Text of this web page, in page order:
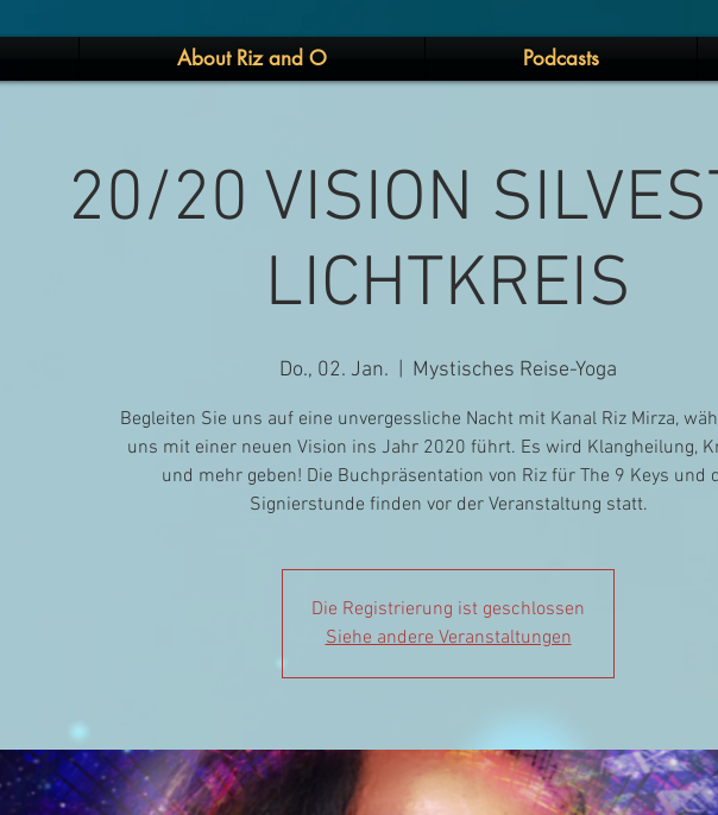
About Riz and O Podcasts
20/20 VISION
LICHTKREIS
Do., 02. Jan. Mystisches Reise-Yoga
Begleiten Sie uns auf eine unvergessliche Nacht mit Kanal Riz Mirza,
uns mit einer neuen Vision ins Jahr 2020 führt. Es wird Klangheilung,
und mehr geben! Die Buchpräsentation von Riz für The 9 Keys und
Die Registrierung ist geschlossen
Siehe andere Veranstaltungen